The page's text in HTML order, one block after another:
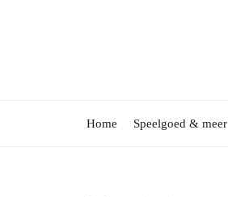
Home Speelgoed & meer